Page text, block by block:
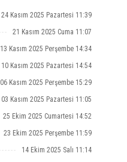
24 Kasım 2025 Pazartesi 11:39
21 Kasım 2025 Cuma 11:07
13 Kasım 2025 Perşembe 14:34
10 Kasım 2025 Pazartesi 14:54
06 Kasım 2025 Perşembe 15:29
03 Kasım 2025 Pazartesi 11:05
25 Ekim 2025 Cumartesi 14:52
23 Ekim 2025 Perşembe 11:59
14 Ekim 2025 Salı 11:14